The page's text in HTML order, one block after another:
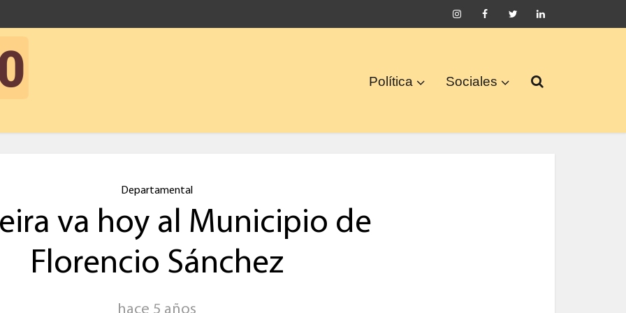
Política Sociales
Departamental
va hoy al Municipio de
Florencio Sánchez